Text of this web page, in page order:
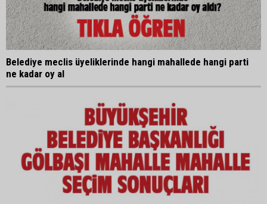
Belediye meclis üyeliklerinde hangi mahallede hangi parti
ne kadar oy al